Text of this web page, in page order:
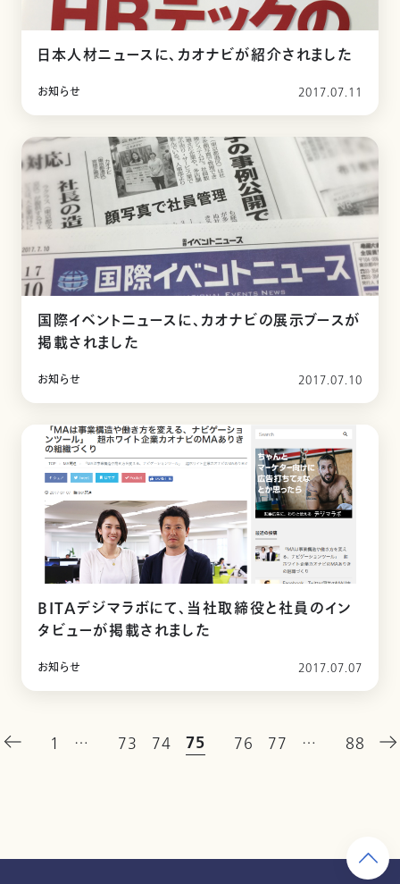
日本人材ニュースに、カオナビが紹介されました
お知らせ 2017.07.11
国際イベントニュースに、カオナビの展示ブースが
掲載されました
お知らせ 2017.07.10
BITAデジマラボにて、当社取締役と社員のイン
タビューが掲載されました
お知らせ 2017.07.07
1 … 73 74 75 76 77 … 88